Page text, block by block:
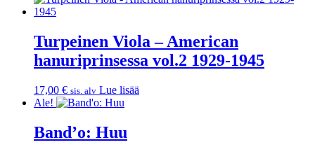
Turpeinen Viola – American
hanuriprinsessa vol.2 1929-1945
17,00 € sis. alv Lue lisää
Ale!
Band’o: Huu